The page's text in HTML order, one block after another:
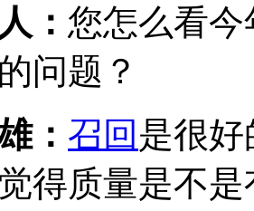
： 您怎么看
的问题？
： 召回 是很
觉得质量是不